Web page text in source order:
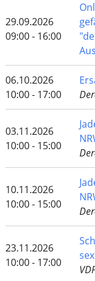
29.09.2026
09:00 - 16:00
06.10.2026
10:00 - 17:00
03.11.2026
10:00 - 15:00
10.11.2026
10:00 - 15:00
23.11.2026
10:00 - 17:00